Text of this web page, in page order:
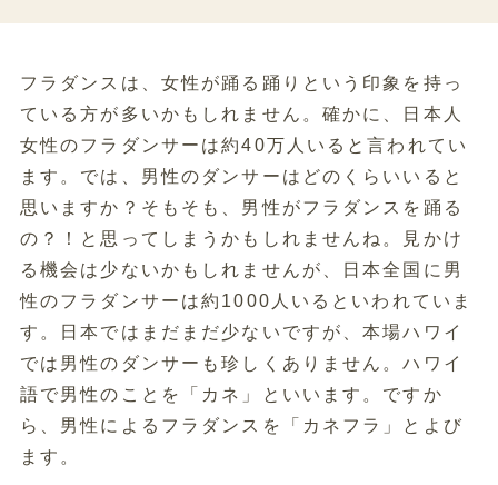
フラダンスは、女性が踊る踊りという印象を持っ
ている方が多いかもしれません。確かに、日本人
女性のフラダンサーは約40万人いると言われてい
ます。では、男性のダンサーはどのくらいいると
思いますか？そもそも、男性がフラダンスを踊る
の？！と思ってしまうかもしれませんね。見かけ
る機会は少ないかもしれませんが、日本全国に男
性のフラダンサーは約1000人いるといわれていま
す。日本ではまだまだ少ないですが、本場ハワイ
では男性のダンサーも珍しくありません。ハワイ
語で男性のことを「カネ」といいます。ですか
ら、男性によるフラダンスを「カネフラ」とよび
ます。